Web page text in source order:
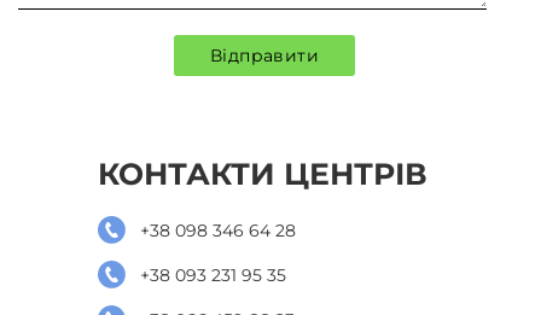
КОНТАКТИ ЦЕНТРІВ
+38 098 346 64 28
+38 093 231 95 35